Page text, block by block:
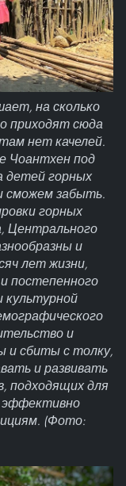
на сколько
приходят сюда
нет качелей.
Чоантхен под
детей горных
сможем забыть.
горных
Центрального
и
лет жизни,
постепенного
культурной
и
и сбиты с толку,
и развивать
подходящих для
эффективно
(Фото: